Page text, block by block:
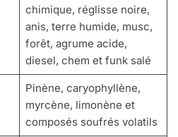
chimique, réglisse noire,
anis, terre humide, musc,
forêt, agrume acide,
diesel, chem et funk salé
Pinène, caryophyllène,
myrcène, limonène et
composés soufrés volatils